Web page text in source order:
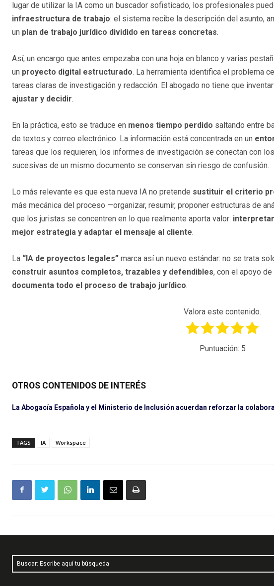
lugar de utilizar la IA como un buscador sofisticado, los profesionales
infraestructura de trabajo: el sistema recibe la descripción del asunto,
un plan de trabajo jurídico dividido en tareas concretas.
Así, un encargo que antes empezaba con una hoja en blanco y varias
un proyecto digital estructurado. La herramienta identifica el problema
tareas claras de investigación y redacción. El abogado no tiene que
ajustar y decidir.
En la práctica, esto se traduce en menos tiempo perdido saltando entre
de textos y correo electrónico. La información está concentrada en un
tareas que los requieren, los informes de investigación se conectan con
sucesivas de un mismo documento se conservan sin riesgo de confusión.
Lo más relevante es que esta nueva IA no pretende sustituir el criterio
más mecánica del proceso —organizar, resumir, proponer estructuras de
que los juristas se concentren en lo que realmente aporta valor:
mejor estrategia y adaptar el mensaje al cliente.
La “IA de proyectos legales” marca así un nuevo estándar: no se trata
construir asuntos completos, trazables y defendibles, con el apoyo
documenta todo el proceso de trabajo jurídico.
Valora este contenido.
Puntuación: 5
OTROS CONTENIDOS DE INTERÉS
La Abogacía Española y el Ministerio de Inclusión acuerdan reforzar la
TAGS IA Workspace
Buscar: Escribe aquí tu búsqueda